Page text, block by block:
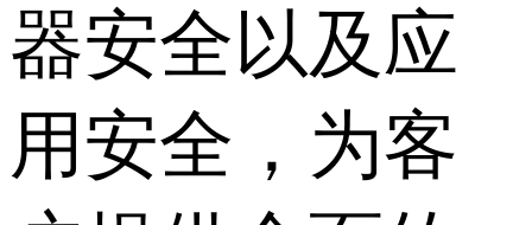
器安全以及应
用安全，为客